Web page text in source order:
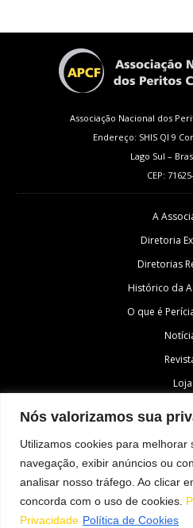
Nós valorizamos sua
Utilizamos cookies para melhorar
navegação, exibir anúncios ou
analisar nosso tráfego. Ao clicar
concorda com o uso de cookies.
Privacidade Política de Cookies
Associação Nacional dos
Endereço: SHIS QI 9
Lago Sul –
CEP:
A
Diretoria
Diretorias
Histórico da
O que é
Loja
SIGA-